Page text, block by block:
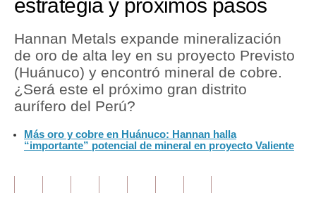
Política
Tu Dinero
Finanzas Personales
Inmobiliarias
Opinión
estrategia y próximos pasos
Hannan Metals expande mineralización
de oro de alta ley en su proyecto Previsto
(Huánuco) y encontró mineral de cobre.
¿Será este el próximo gran distrito
aurífero del Perú?
Más oro y cobre en Huánuco: Hannan halla
“importante” potencial de mineral en proyecto Valiente